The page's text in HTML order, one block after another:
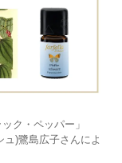
ク・ペッパー」
)鷺島広子さんによ